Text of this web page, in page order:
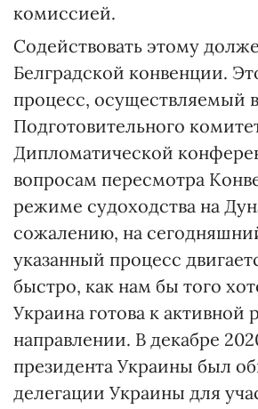
комиссией.
Содействовать этому
Белградской конвенции.
процесс, осуществляемый
Подготовительного
Дипломатической
вопросам пересмотра
режиме судоходства на
сожалению, на
указанный процесс
быстро, как нам бы того
Украина готова к активной
направлении. В декабре
президента Украины был
делегации Украины для